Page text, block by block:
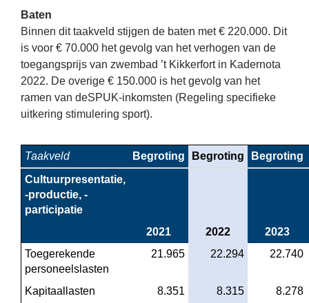
Baten
Binnen dit taakveld stijgen de baten met € 220.000. Dit
is voor € 70.000 het gevolg van het verhogen van de
toegangsprijs van zwembad ’t Kikkerfort in Kadernota
2022. De overige € 150.000 is het gevolg van het
ramen van deSPUK-inkomsten (Regeling specifieke
uitkering stimulering sport).
Taakveld Begroting Begroting
Begroting
Cultuurpresentatie,
-productie, -
participatie
2021
2022
2023
Toegerekende
personeelslasten
21.965 22.294 22.740
Kapitaallasten 8.351 8.315
8.278